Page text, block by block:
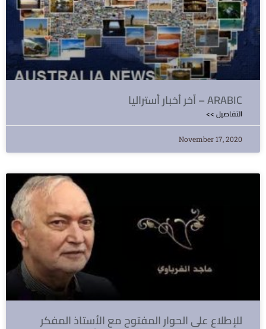
آخر أخبار أستراليا – ARABIC
<< التفاصيل
November 17, 2020
للإطلاع على الحوار المفتوح مع الأستاذ المفكر